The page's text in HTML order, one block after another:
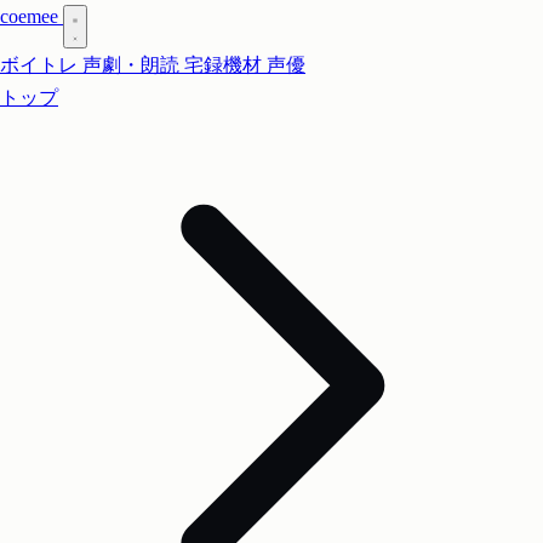
coemee
ボイトレ 声劇・朗読 宅録機材 声優
トップ